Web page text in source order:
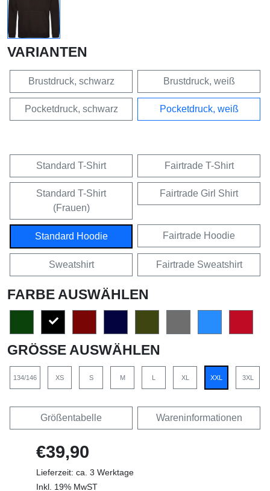
VARIANTEN
Brustdruck, schwarz Brustdruck, weiß
Pocketdruck, schwarz Pocketdruck, weiß
Standard T-Shirt Fairtrade T-Shirt
Standard T-Shirt
(Frauen)
Fairtrade Girl Shirt
Standard Hoodie Fairtrade Hoodie
Sweatshirt Fairtrade Sweatshirt
FARBE AUSWÄHLEN
GRÖSSE AUSWÄHLEN
134/146 XS S M L XL XXL 3XL
Größentabelle Wareninformationen
€39,90
Lieferzeit: ca. 3 Werktage
Inkl. 19% MwST